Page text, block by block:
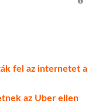
fel az internetet a
az Uber ellen